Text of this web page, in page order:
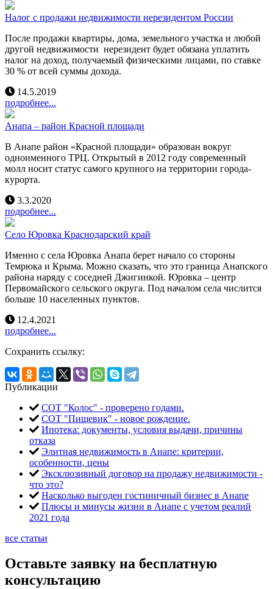
Налог с продажи недвижимости нерезидентом России
После продажи квартиры, дома, земельного участка и любой
другой недвижимости нерезидент будет обязана уплатить
налог на доход, получаемый физическими лицами, по ставке
30 % от всей суммы дохода.
14.5.2019
подробнее...
Анапа – район Красной площади
В Анапе район «Красной площади» образован вокруг
одноименного ТРЦ. Открытый в 2012 году современный
молл носит статус самого крупного на территории города-
курорта.
3.3.2020
подробнее...
Село Юровка Краснодарский край
Именно с села Юровка Анапа берет начало со стороны
Темрюка и Крыма. Можно сказать, что это граница Анапского
района наряду с соседней Джигинкой. Юровка – центр
Первомайского сельского округа. Под началом села числится
больше 10 населенных пунктов.
12.4.2021
подробнее...
Сохранить ссылку:
Публикации
СОТ "Колос" - проверено годами.
СОТ "Пищевик" - новое рождение.
Ипотека: документы, условия выдачи, причины
отказа
Элитная недвижимость в Анапе: критерии,
особенности, цены
Эксклюзивный договор на продажу недвижимости -
что это?
Насколько выгоден гостиничный бизнес в Анапе
Плюсы и минусы жизни в Анапе с учетом реалий
2021 года
все статьи
Оставьте заявку на бесплатную
консультацию